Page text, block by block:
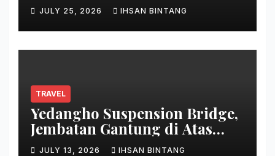
JULY 25, 2026 IHSAN BINTANG
TRAVEL
Yedangho Suspension Bridge,
Jembatan Gantung di Atas
Danau
JULY 13, 2026 IHSAN BINTANG